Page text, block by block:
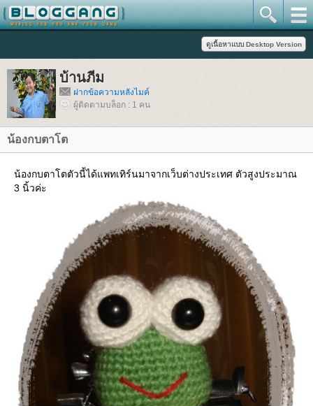
บ้านภีม
ฝากข้อความหลังไมค์
ผู้ติดตามบล็อก : 1 คน
น้องกบตาโต
น้องกบตาโตตัวนี้ได้แพทเทิร์นมาจากเว็บต่างประเทศ ตัวสูงประมาณ
3 นิ้วค่ะ